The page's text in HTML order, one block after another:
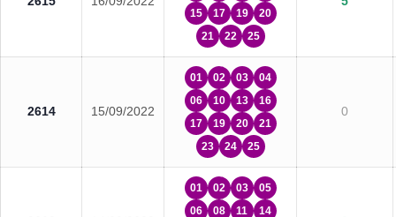
15
17 19
20
21
22 25
2614 15/09/2022
01 02 03
04
06
10 13
16
17
19 20
21
23
24 25
0
01 02 03
05
06
08 11
14